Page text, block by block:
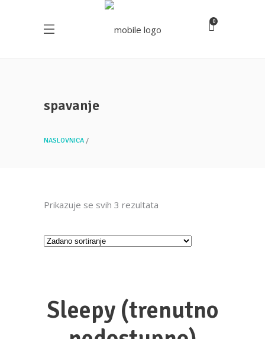
0
spavanje
NASLOVNICA
Prikazuje se svih 3 rezultata
Sleepy (trenutno